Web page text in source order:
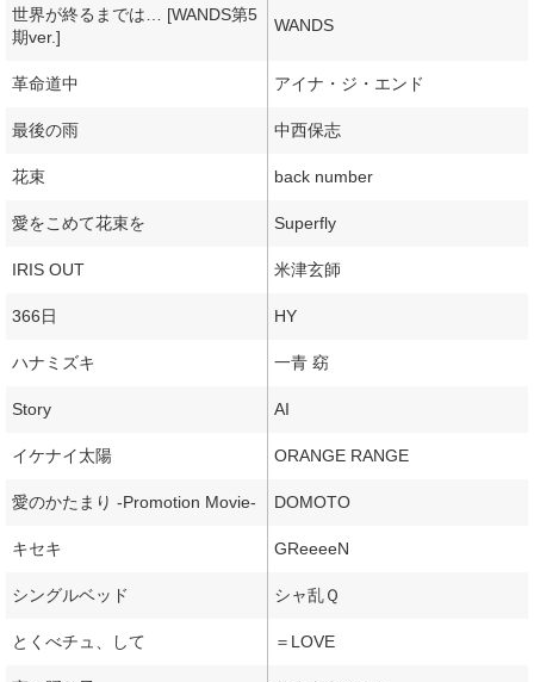
世界が終るまでは… [WANDS第5
期ver.]
WANDS
革命道中 アイナ・ジ・エンド
最後の雨 中西保志
花束 back number
愛をこめて花束を Superfly
IRIS OUT 米津玄師
366日 HY
ハナミズキ 一青 窈
Story AI
イケナイ太陽 ORANGE RANGE
愛のかたまり -Promotion Movie- DOMOTO
キセキ GReeeeN
シングルベッド シャ乱Ｑ
とくべチュ、して ＝LOVE